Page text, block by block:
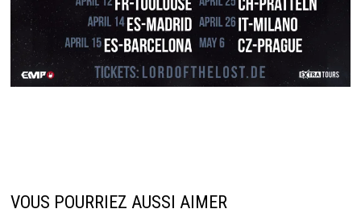
VOUS POURRIEZ AUSSI AIMER